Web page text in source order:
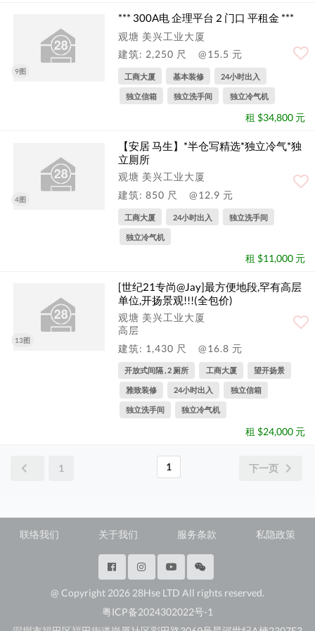
9图
*** 300A电 企理平台 2 门口 平租金 ***
观塘 美兴工业大厦
建筑: 2,250 尺
@15.5 元
工商大厦 基本装修 24小时出入
独立信箱 独立洗手间 独立冷气机
租 $34,800 元
4图
【安居 马生】*半仓写精选*独立冷气*独
立厠所
观塘 美兴工业大厦
建筑: 850 尺
@12.9 元
工商大厦 24小时出入 独立洗手间
独立冷气机
租 $11,000 元
13图
[世纪21专尚@Jay]最方便地段,罕有高层
单位,开扬景观!!!(全包价)
观塘 美兴工业大厦
高层
建筑: 1,430 尺
@16.8 元
开放式间隔 , 2 厕所 工商大厦 望开扬景
雅致装修 24小时出入 独立信箱
独立洗手间 独立冷气机
租 $24,000 元
1 1 下一页
联络我们 关于我们 服务条款 私隐政策
@ Copyright 2026 28Hse LTD All rights reserved.
粤ICP备2024302022号-1